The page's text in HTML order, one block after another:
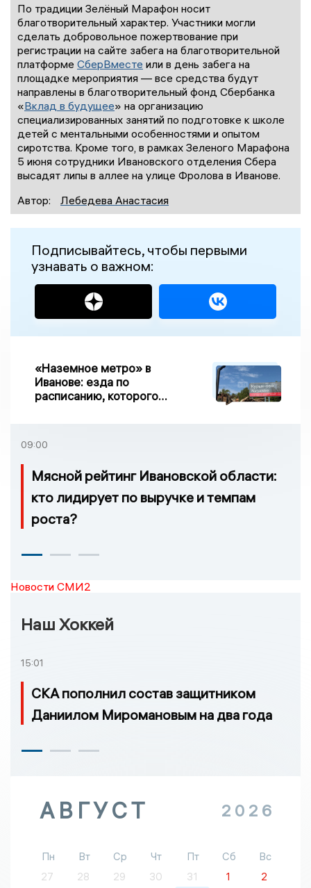
По традиции Зелёный Марафон носит
благотворительный характер. Участники могли
сделать добровольное пожертвование при
регистрации на сайте забега на благотворительной
платформе СберВместе или в день забега на
площадке мероприятия — все средства будут
направлены в благотворительный фонд Сбербанка
«Вклад в будущее» на организацию
специализированных занятий по подготовке к школе
детей с ментальными особенностями и опытом
сиротства. Кроме того, в рамках Зеленого Марафона
5 июня сотрудники Ивановского отделения Сбера
высадят липы в аллее на улице Фролова в Иванове.
Автор:
Лебедева Анастасия
Подписывайтесь, чтобы первыми
узнавать о важном:
«Наземное метро» в
Иванове: езда по
расписанию, которого
09:00
Мясной рейтинг Ивановской области:
кто лидирует по выручке и темпам
роста?
Новости СМИ2
Наш Хоккей
15:01
СКА пополнил состав защитником
Даниилом Миромановым на два года
АВГУСТ 2026
Пн Вт Ср Чт Пт Сб
Вс
27
28 29 30 31 1 2